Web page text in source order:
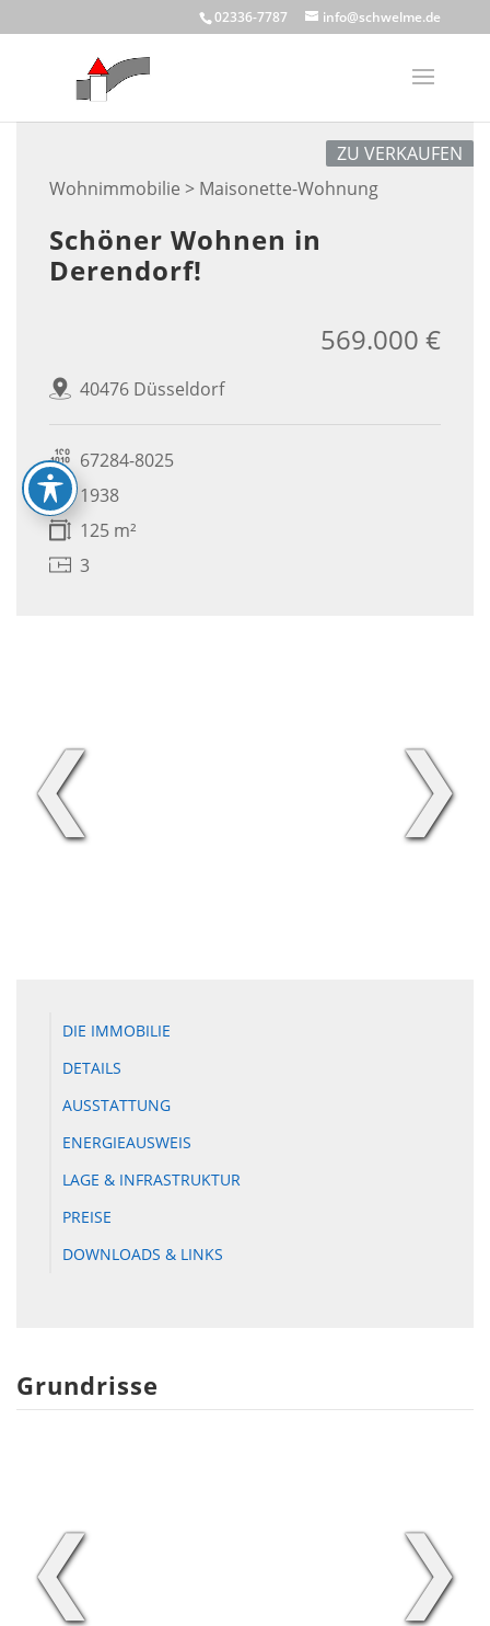
to
02336-7787 info@schwelme.de
Wohnimmobilie > Maisonette-Wohnung
ZU VERKAUFEN
Schöner Wohnen in
Derendorf!
40476 Düsseldorf
569.000 €
67284-8025
1938
125 m²
3
❮ ❯
DIE IMMOBILIE
DETAILS
AUSSTATTUNG
ENERGIEAUSWEIS
LAGE & INFRASTRUKTUR
PREISE
DOWNLOADS & LINKS
Grundrisse
❮ ❯